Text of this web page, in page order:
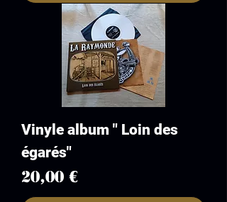
Vinyle album " Loin des
égarés"
Prix
20,00 €